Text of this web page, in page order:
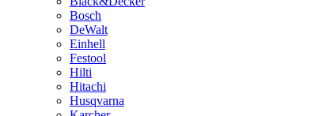
Bosch
DeWalt
Einhell
Festool
Hilti
Hitachi
Husqvarna